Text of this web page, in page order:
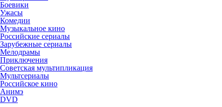
Боевики
Ужасы
Комедии
Музыкальное кино
Российские сериалы
Зарубежные сериалы
Мелодрамы
Приключения
Советская мультипликация
Мультсериалы
Российское кино
Анимэ
DVD